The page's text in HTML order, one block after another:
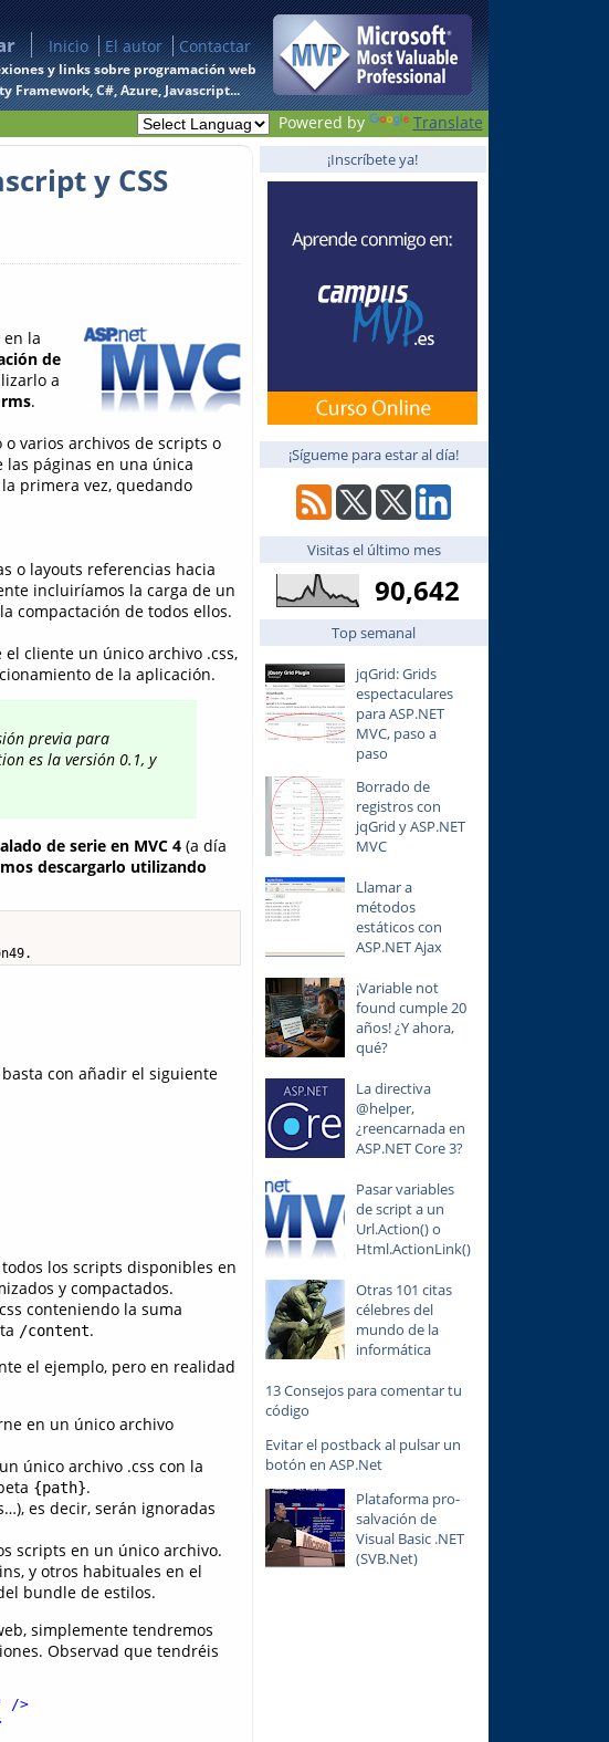
Inicio El autor Contactar
y links sobre programación web
Framework, C#, Azure, Javascript...
Powered by Translate
y CSS
en la
de
a
.
varios archivos de scripts o
páginas en una única
primera vez, quedando
o layouts referencias hacia
incluiríamos la carga de un
compactación de todos ellos.
cliente un único archivo .css,
de la aplicación.
previa para
es la versión 0.1, y
de serie en MVC 4(a día
descargarlo utilizando
con añadir el siguiente
los scripts disponibles en
y compactados.
conteniendo la suma
/content.
el ejemplo, pero en realidad
en un único archivo
único archivo .css con la
{path}.
es decir, serán ignoradas
scripts en un único archivo.
y otros habituales en el
bundle de estilos.
simplemente tendremos
Observad que tendréis
/>
¡Inscríbete ya!
¡Sígueme para estar al día!
Visitas el último mes
90,642
Top semanal
jqGrid: Grids
espectaculares
para ASP.NET
MVC, paso a
paso
Borrado de
registros con
jqGrid y ASP.NET
MVC
Llamar a
métodos
estáticos con
ASP.NET Ajax
¡Variable not
found cumple 20
años! ¿Y ahora,
qué?
La directiva
@helper,
¿reencarnada en
ASP.NET Core 3?
Pasar variables
de script a un
Url.Action() o
Html.ActionLink()
Otras 101 citas
célebres del
mundo de la
informática
13 Consejos para comentar tu
código
Evitar el postback al pulsar un
botón en ASP.Net
Plataforma pro-
salvación de
Visual Basic .NET
(SVB.Net)